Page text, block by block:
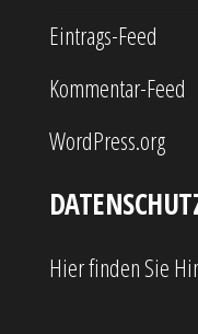
Eintrags-Feed
Kommentar-Feed
WordPress.org
Hier finden Sie